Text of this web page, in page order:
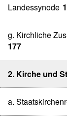
Landessynode
g. Kirchliche
177
2. Kirche und
a.